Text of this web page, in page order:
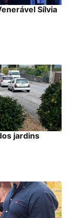
Sílvia
jardins